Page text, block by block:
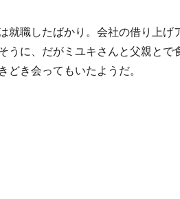
就職したばかり。会社の借り上
うに、だがミユキさんと父親と
どき会ってもいたようだ。